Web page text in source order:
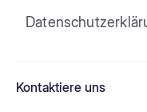
Kontaktiere uns